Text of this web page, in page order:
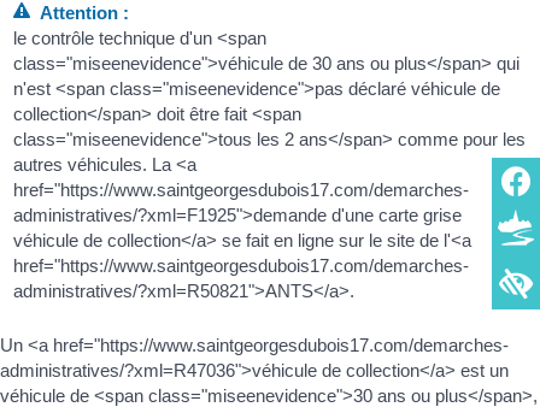
Attention :
le contrôle technique d'un <span
class="miseenevidence">véhicule de 30 ans ou plus</span> qui
n'est <span class="miseenevidence">pas déclaré véhicule de
collection</span> doit être fait <span
class="miseenevidence">tous les 2 ans</span> comme pour les
autres véhicules. La <a
href="https://www.saintgeorgesdubois17.com/demarches-
administratives/?xml=F1925">demande d'une carte grise
véhicule de collection</a> se fait en ligne sur le site de l'<a
href="https://www.saintgeorgesdubois17.com/demarches-
administratives/?xml=R50821">ANTS</a>.
Un <a href="https://www.saintgeorgesdubois17.com/demarches-
administratives/?xml=R47036">véhicule de collection</a> est un
véhicule de <span class="miseenevidence">30 ans ou plus</span>,